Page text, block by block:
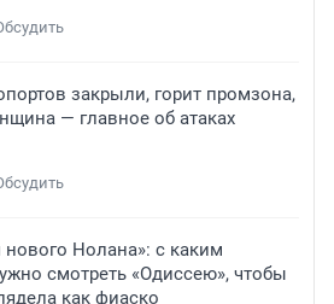
закрыли, горит промзона,
— главное об атаках
Нолана»: с каким
смотреть «Одиссею», чтобы
как фиаско